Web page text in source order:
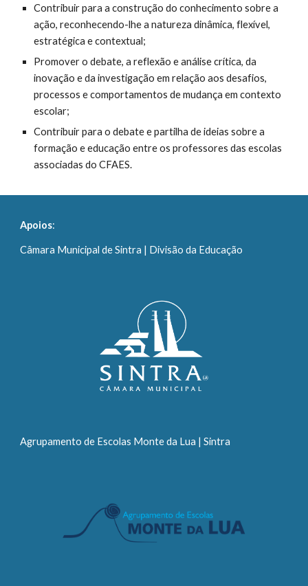
Contribuir para a construção do conhecimento sobre a
ação, reconhecendo-lhe a natureza dinâmica, flexível,
estratégica e contextual;
Promover o debate, a reflexão e análise crítica, da
inovação e da investigação em relação aos desafios,
processos e comportamentos de mudança em contexto
escolar;
Contribuir para o debate e partilha de ideias sobre a
formação e educação entre os professores das escolas
associadas do CFAES.
Apoios:
Câmara Municipal de Sintra | Divisão da Educação
Agrupamento de Escolas Monte da Lua | Sintra